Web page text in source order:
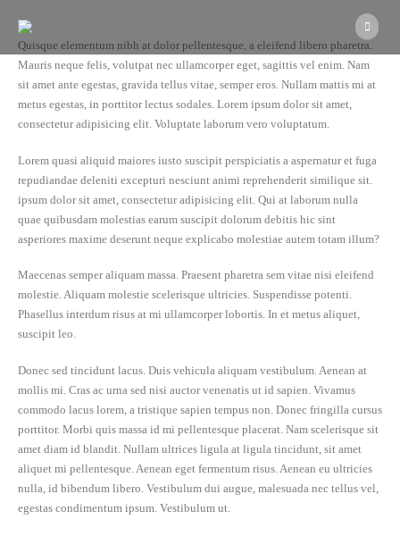
Quisque elementum nibh at dolor pellentesque, a eleifend libero pharetra.
Mauris neque felis, volutpat nec ullamcorper eget, sagittis vel enim. Nam
sit amet ante egestas, gravida tellus vitae, semper eros. Nullam mattis mi at
metus egestas, in porttitor lectus sodales. Lorem ipsum dolor sit amet,
consectetur adipisicing elit. Voluptate laborum vero voluptatum.
Lorem quasi aliquid maiores iusto suscipit perspiciatis a aspernatur et fuga
repudiandae deleniti excepturi nesciunt animi reprehenderit similique sit.
ipsum dolor sit amet, consectetur adipisicing elit. Qui at laborum nulla
quae quibusdam molestias earum suscipit dolorum debitis hic sint
asperiores maxime deserunt neque explicabo molestiae autem totam illum?
Maecenas semper aliquam massa. Praesent pharetra sem vitae nisi eleifend
molestie. Aliquam molestie scelerisque ultricies. Suspendisse potenti.
Phasellus interdum risus at mi ullamcorper lobortis. In et metus aliquet,
suscipit leo.
Donec sed tincidunt lacus. Duis vehicula aliquam vestibulum. Aenean at
mollis mi. Cras ac urna sed nisi auctor venenatis ut id sapien. Vivamus
commodo lacus lorem, a tristique sapien tempus non. Donec fringilla cursus
porttitor. Morbi quis massa id mi pellentesque placerat. Nam scelerisque sit
amet diam id blandit. Nullam ultrices ligula at ligula tincidunt, sit amet
aliquet mi pellentesque. Aenean eget fermentum risus. Aenean eu ultricies
nulla, id bibendum libero. Vestibulum dui augue, malesuada nec tellus vel,
egestas condimentum ipsum. Vestibulum ut.